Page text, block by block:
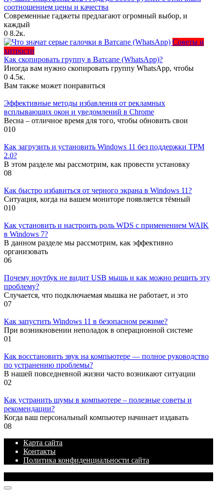
соотношением цены и качества
Современные гаджеты предлагают огромный выбор, и
каждый
0 8.2к.
Советы и
хитрости
Как скопировать группу в Ватсапе (WhatsApp)?
Иногда вам нужно скопировать группу WhatsApp, чтобы
0 4.5к.
Вам также может понравиться
Эффективные методы избавления от рекламных
всплывающих окон и уведомлений в Chrome
Весна – отличное время для того, чтобы обновить свои
010
Как загрузить и установить Windows 11 без поддержки TPM
2.0?
В этом разделе мы рассмотрим, как провести установку
08
Как быстро избавиться от черного экрана в Windows 11?
Ситуация, когда на вашем мониторе появляется тёмный
010
Как установить и настроить роль WDS с применением WAIK
в Windows 7?
В данном разделе мы рассмотрим, как эффективно
организовать
06
Почему ноутбук не видит USB мышь и как можно решить эту
проблему?
Случается, что подключаемая мышка не работает, и это
07
Как запустить Windows 11 в безопасном режиме?
При возникновении неполадок в операционной системе
01
Как восстановить звук на компьютере — полное руководство
по устранению проблемы?
В нашей повседневной жизни часто возникают ситуации
02
Как устранить шумы в компьютере – полезные советы и
рекомендации?
Когда ваш персональный компьютер начинает издавать
08
Карта сайта
Контакты
Политика конфиденциальности сайта